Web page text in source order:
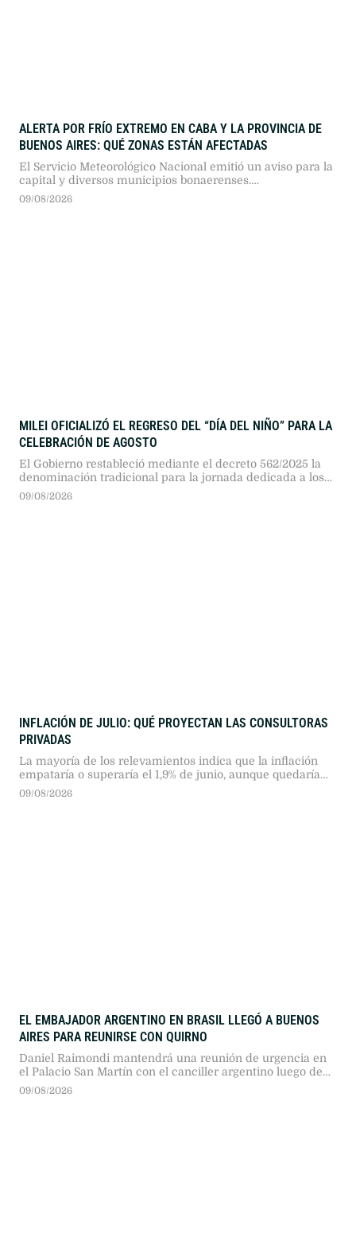
ALERTA POR FRÍO EXTREMO EN CABA Y LA PROVINCIA DE
BUENOS AIRES: QUÉ ZONAS ESTÁN AFECTADAS
El Servicio Meteorológico Nacional emitió un aviso para la
capital y diversos municipios bonaerenses.
Recomendaciones oficiales y cuidados clave ante las bajas
09/08/2026
MILEI OFICIALIZÓ EL REGRESO DEL “DÍA DEL NIÑO” PARA LA
CELEBRACIÓN DE AGOSTO
El Gobierno restableció mediante el decreto 562/2025 la
denominación tradicional para la jornada dedicada a los
más chicos, que se celebra cada año durante el tercer
09/08/2026
INFLACIÓN DE JULIO: QUÉ PROYECTAN LAS CONSULTORAS
PRIVADAS
La mayoría de los relevamientos indica que la inflación
empataría o superaría el 1,9% de junio, aunque quedaría
lejos del índice de CABA, que marcó 2,9%.
09/08/2026
EL EMBAJADOR ARGENTINO EN BRASIL LLEGÓ A BUENOS
AIRES PARA REUNIRSE CON QUIRNO
Daniel Raimondi mantendrá una reunión de urgencia en
el Palacio San Martín con el canciller argentino luego de
los comentarios de Javier Milei hacia Lula da Silva.
09/08/2026